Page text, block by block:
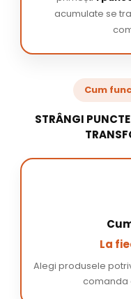
acumulate se
Cum
STRÂNGI
La
Alegi produsele
comanda